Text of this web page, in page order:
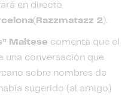
en directo
( Razzmatazz 2).
Maltese comenta que el
una conversación que
sobre nombres de
sugerido (al amigo)